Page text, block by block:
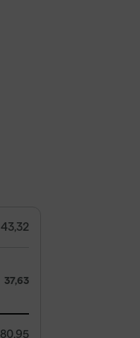
43,32
37,63
80,95